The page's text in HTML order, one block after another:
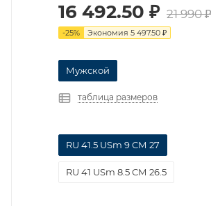
16 492.50 ₽ 21 990₽
-25% Экономия 5 497.50 ₽
Мужской
таблица размеров
RU 41.5 USm 9 СМ 27
RU 41 USm 8.5 СМ 26.5